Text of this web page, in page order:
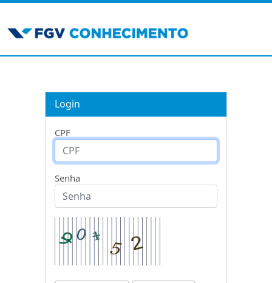
Login
CPF
Senha